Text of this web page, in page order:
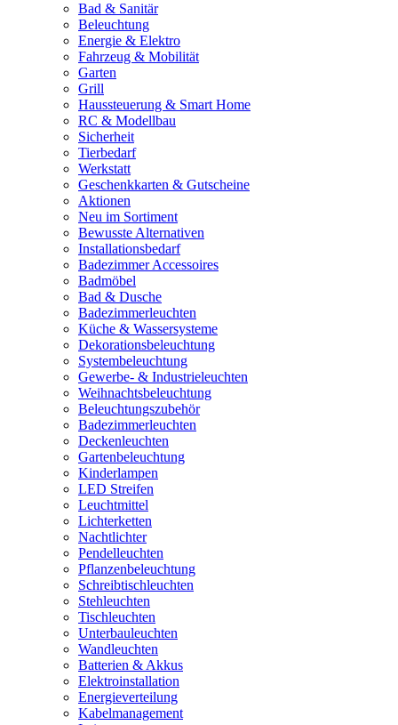
Bad & Sanitär
Beleuchtung
Energie & Elektro
Fahrzeug & Mobilität
Garten
Grill
Haussteuerung & Smart Home
RC & Modellbau
Sicherheit
Tierbedarf
Werkstatt
Geschenkkarten & Gutscheine
Aktionen
Neu im Sortiment
Bewusste Alternativen
Installationsbedarf
Badezimmer Accessoires
Badmöbel
Bad & Dusche
Badezimmerleuchten
Küche & Wassersysteme
Dekorationsbeleuchtung
Systembeleuchtung
Gewerbe- & Industrieleuchten
Weihnachtsbeleuchtung
Beleuchtungszubehör
Badezimmerleuchten
Deckenleuchten
Gartenbeleuchtung
Kinderlampen
LED Streifen
Leuchtmittel
Lichterketten
Nachtlichter
Pendelleuchten
Pflanzenbeleuchtung
Schreibtischleuchten
Stehleuchten
Tischleuchten
Unterbauleuchten
Wandleuchten
Batterien & Akkus
Elektroinstallation
Energieverteilung
Kabelmanagement